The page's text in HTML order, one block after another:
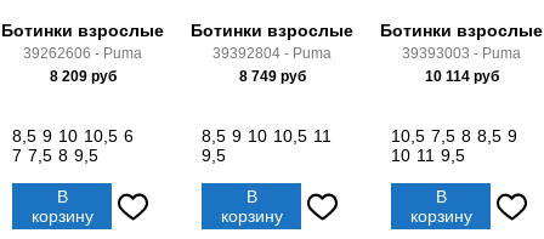
Ботинки взрослые
39262606 - Puma
8 209руб
8,5 9 10 10,5 6
7 7,5 8 9,5
В
корзину
Ботинки взрослые
39392804 - Puma
8 749руб
8,5 9 10 10,5 11
9,5
В
корзину
Ботинки взрослые
39393003 - Puma
10 114руб
10,5 7,5 8 8,5 9
10 11 9,5
В
корзину